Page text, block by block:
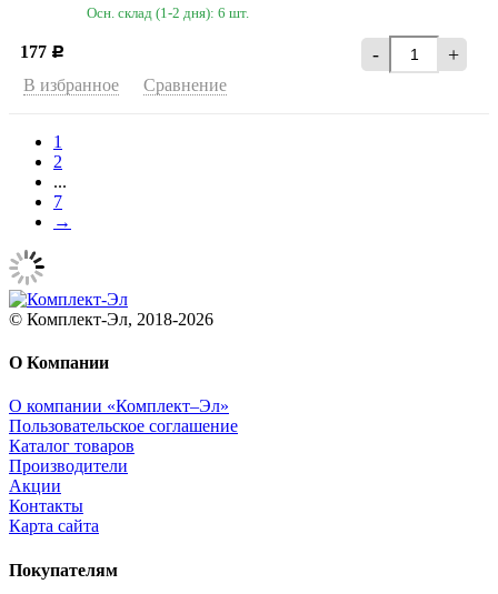
Осн. склад (1-2 дня): 6 шт.
177 Р - +
В избранное Сравнение
1
2
...
7
→
© Комплект-Эл, 2018-2026
О Компании
О компании «Комплект–Эл»
Пользовательское соглашение
Каталог товаров
Производители
Акции
Контакты
Карта сайта
Покупателям